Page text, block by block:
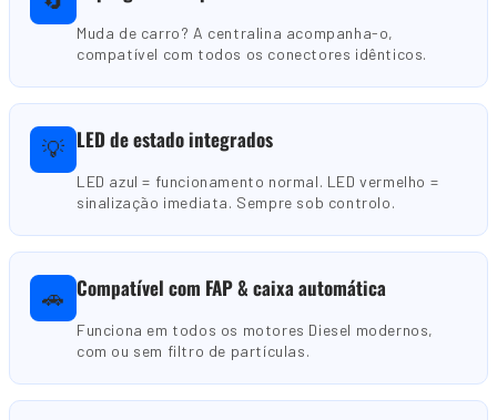
Muda de carro? A centralina acompanha-o,
compatível com todos os conectores idênticos.
💡 LED de estado integrados
LED azul = funcionamento normal. LED vermelho =
sinalização imediata. Sempre sob controlo.
🚗 Compatível com FAP & caixa automática
Funciona em todos os motores Diesel modernos,
com ou sem filtro de partículas.